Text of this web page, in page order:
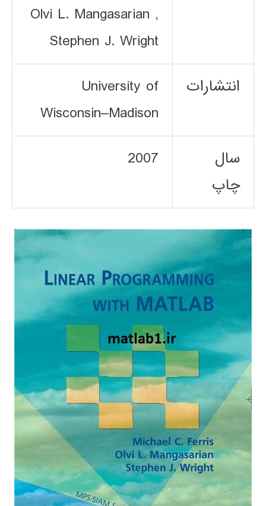
Olvi L. Mangasarian ,
Stephen J. Wright
انتشارات
University of
Wisconsin–Madison
سال
چاپ
2007